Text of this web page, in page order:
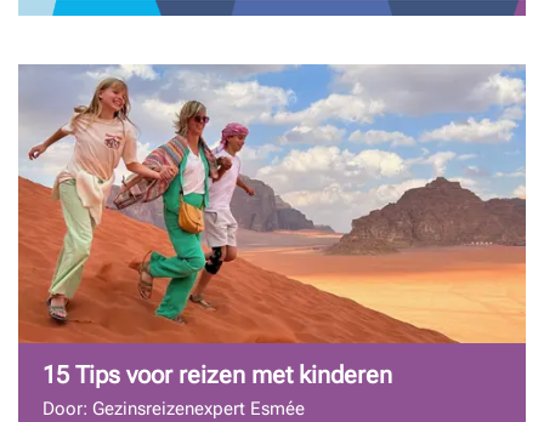
leuke uitstapjes. Maar een kleuter heeft nog steeds
rust. De meeste kinderen slapen ’s nachts goed door,
hebben geen dagelijks middagdutje meer nodig en
kunnen zich al langere tijd zelf vermaken. Dat maakt
een rondreis of stedentrip een stuk haalbaarder. Wel is
het belangrijk om het programma overzichtelijk te
houden en niet te veel activiteiten op één dag te
plannen. Als je een goede balans vindt tussen
ontdekken en ontspannen, dan is het op en top
genieten van de vakantie samen met jullie kleuter.
15 Tips voor reizen met kinderen
Door: Gezinsreizenexpert Esmée